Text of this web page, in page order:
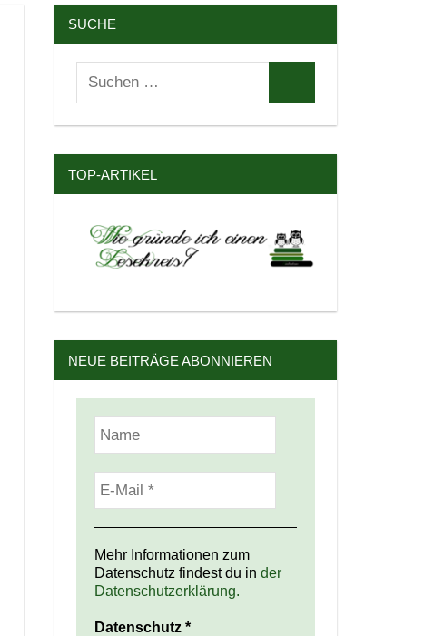
SUCHE
Suchen
nach:
TOP-ARTIKEL
NEUE BEITRÄGE ABONNIEREN
Mehr Informationen zum
Datenschutz findest du in der
Datenschutzerklärung.
Datenschutz *